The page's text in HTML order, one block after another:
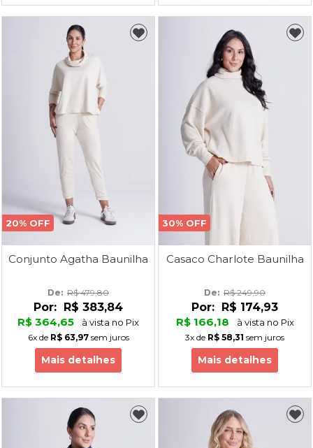
20% OFF
Conjunto Agatha Baunilha
De: R$ 479,80
Por:
R$ 383,84
R$ 364,65
à vista no Pix
6xde R$ 63,97sem juros
Mais detalhes
30% OFF
Casaco Charlote Baunilha
De: R$ 249,90
Por:
R$ 174,93
R$ 166,18
à vista no Pix
3x de R$ 58,31 sem juros
Mais detalhes